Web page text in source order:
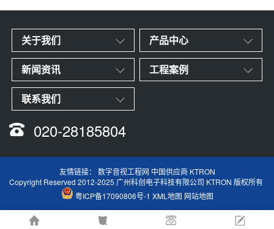
关于我们 产品中心
新闻资讯 工程案例
联系我们
020-28185804
友情链接： 数字音视工程网 中国供应商 KTRON
Copyright Reserved 2012-2025 广州科创电子科技有限公司 KTRON 版权所有
粤ICP备17090806号-1 XML地图 网站地图